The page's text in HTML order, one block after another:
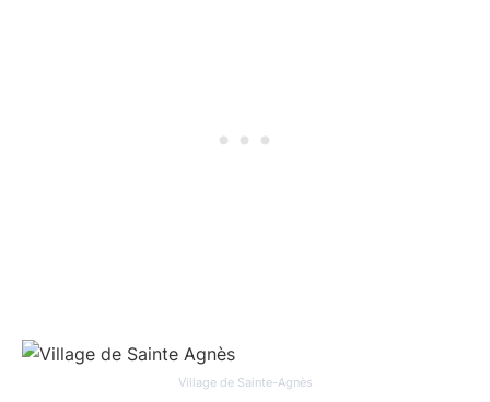
Village de Sainte-Agnès